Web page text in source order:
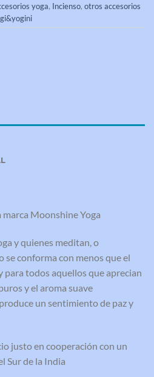
yoga, Incienso, otros accesorios
marca Moonshine Yoga
y quienes meditan, o
conforma con menos que el
para todos aquellos que aprecian
y el aroma suave
un sentimiento de paz y
justo en cooperación con un
Sur de la India